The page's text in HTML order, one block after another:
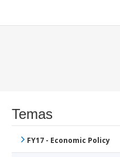
Temas
FY17 - Economic Policy